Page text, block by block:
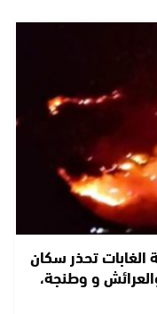
تحذر سكان
و وطنجة،